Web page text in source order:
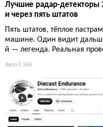
Лучшие радар-детекторы
и через пять штатов
Пять штатов, тёплое
машине. Один видит
й — легенда. Реальная
Авто 5 264